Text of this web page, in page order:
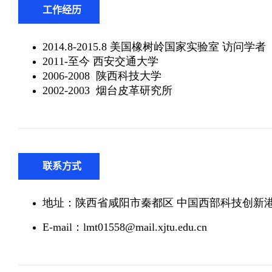
工作经历
联系方式